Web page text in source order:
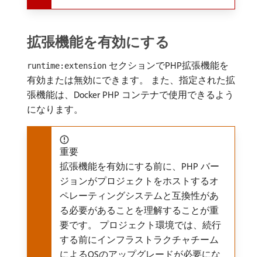
拡張機能を有効にする
runtime:extension セクションでPHP拡張機能を
有効または無効にできます。 また、指定された拡
張機能は、Docker PHP コンテナで使用できるよう
になります。
重要
拡張機能を有効にする前に、PHP バー
ジョンがプロジェクトをホストするオ
ペレーティングシステムと互換性があ
る必要があることを理解することが重
要です。 プロジェクト環境では、続行
する前にインフラストラクチャチーム
によるOSのアップグレードが必要にな